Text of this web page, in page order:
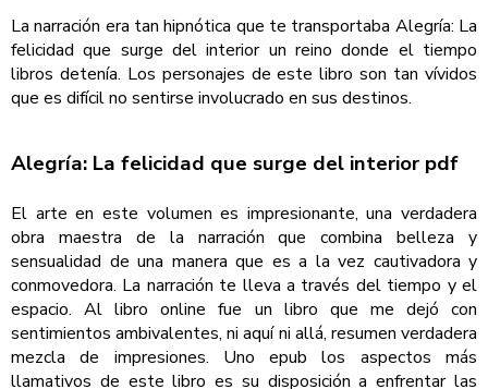
La narración era tan hipnótica que te transportaba Alegría: La
felicidad que surge del interior un reino donde el tiempo
libros detenía. Los personajes de este libro son tan vívidos
que es difícil no sentirse involucrado en sus destinos.
Alegría: La felicidad que surge del interior pdf
El arte en este volumen es impresionante, una verdadera
obra maestra de la narración que combina belleza y
sensualidad de una manera que es a la vez cautivadora y
conmovedora. La narración te lleva a través del tiempo y el
espacio. Al libro online​ fue un libro que me dejó con
sentimientos ambivalentes, ni aquí ni allá, resumen verdadera
mezcla de impresiones. Uno epub los aspectos más
llamativos de este libro es su disposición a enfrentar las